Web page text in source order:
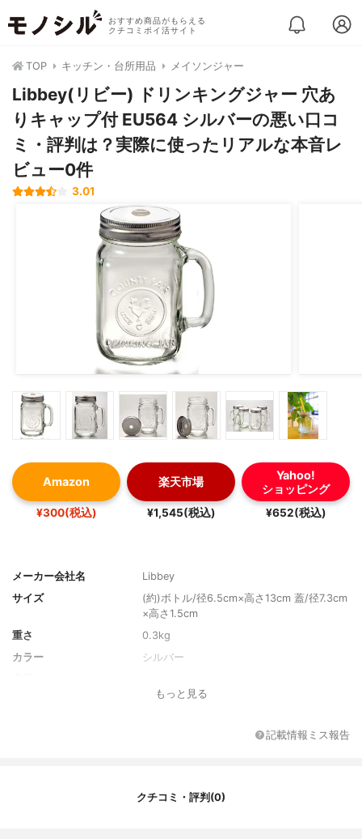
おすすめ商品がもらえる
クチコミポイ活サイト
TOP キッチン・台所用品 メイソンジャー
Libbey(リビー) ドリンキングジャー 穴あ
りキャップ付 EU564 シルバーの悪い口コ
ミ・評判は？実際に使ったリアルな本音レ
ビュー0件
3.01
Amazon
¥300(税込)
楽天市場
¥1,545(税込)
Yahoo!
ショッピング
¥652(税込)
メーカー会社名
Libbey
サイズ
(約)ボトル/径6.5cm×高さ13cm 蓋/径7.3cm
×高さ1.5cm
重さ
0.3kg
カラー
シルバー
ボトル6.5cm×高 蓋7.3cm
もっと見る
記載情報ミス報告
クチコミ・評判(0)